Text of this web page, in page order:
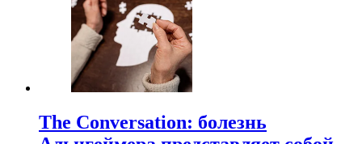
The Conversation: болезнь